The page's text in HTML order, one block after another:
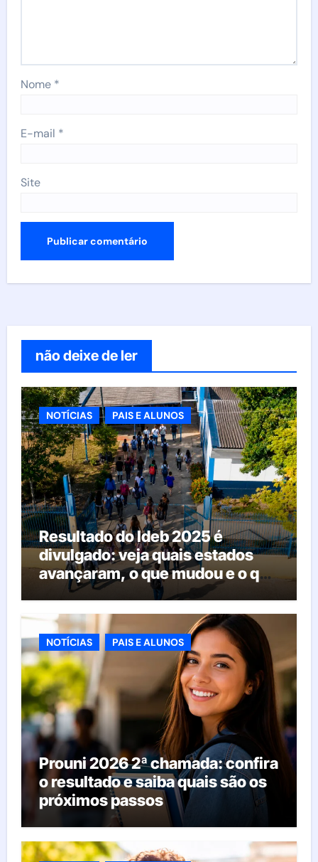
Nome *
E-mail *
Site
não deixe de ler
NOTÍCIAS PAIS E ALUNOS
Resultado do Ideb 2025 é
divulgado: veja quais estados
avançaram, o que mudou e o que
esperar da educação brasileira
NOTÍCIAS PAIS E ALUNOS
Prouni 2026 2ª chamada: confira
o resultado e saiba quais são os
próximos passos